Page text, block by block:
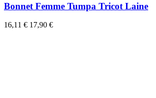
Bonnet Femme Tumpa Tricot Laine
16,11 € 17,90 €